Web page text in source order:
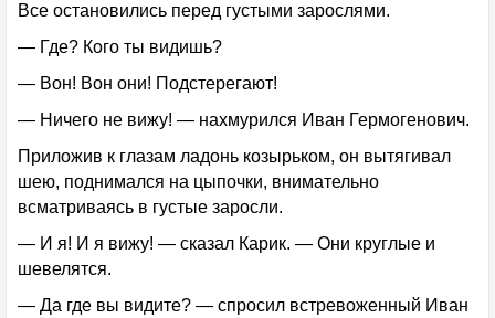
Все остановились перед густыми зарослями.
— Где? Кого ты видишь?
— Вон! Вон они! Подстерегают!
— Ничего не вижу! — нахмурился Иван Гермогенович.
Приложив к глазам ладонь козырьком, он вытягивал
шею, поднимался на цыпочки, внимательно
всматриваясь в густые заросли.
— И я! И я вижу! — сказал Карик. — Они круглые и
шевелятся.
— Да где вы видите? — спросил встревоженный Иван